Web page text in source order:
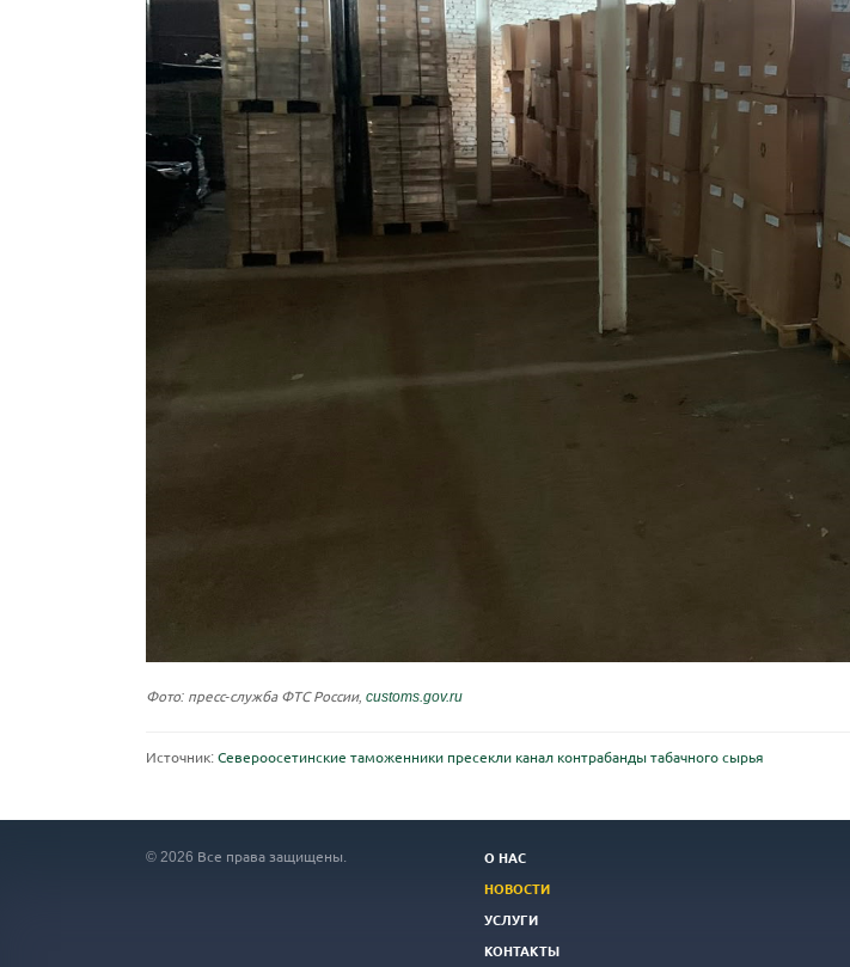
Фото: пресс-служба ФТС России, customs.gov.ru
Источник:Североосетинские таможенники пресекли канал контрабанды табачного сырья
© 2026 Все права защищены.
О НАС
НОВОСТИ
УСЛУГИ
КОНТАКТЫ